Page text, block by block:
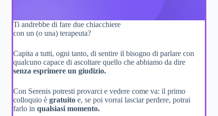
Ti andrebbe di fare due chiacchiere
con un (o una) terapeuta?
Capita a tutti, ogni tanto, di sentire il bisogno di parlare con
qualcuno capace di ascoltare quello che abbiamo da dire
senza esprimere un giudizio.
Con Serenis potresti provarci e vedere come va: il primo
colloquio è gratuito e, se poi vorrai lasciar perdere, potrai
farlo in qualsiasi momento.